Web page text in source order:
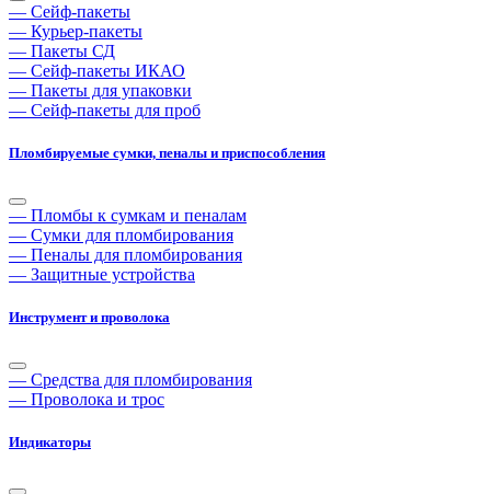
— Сейф-пакеты
— Курьер-пакеты
— Пакеты СД
— Сейф-пакеты ИКАО
— Пакеты для упаковки
— Сейф-пакеты для проб
Пломбируемые сумки, пеналы и приспособления
— Пломбы к сумкам и пеналам
— Сумки для пломбирования
— Пеналы для пломбирования
— Защитные устройства
Инструмент и проволока
— Средства для пломбирования
— Проволока и трос
Индикаторы